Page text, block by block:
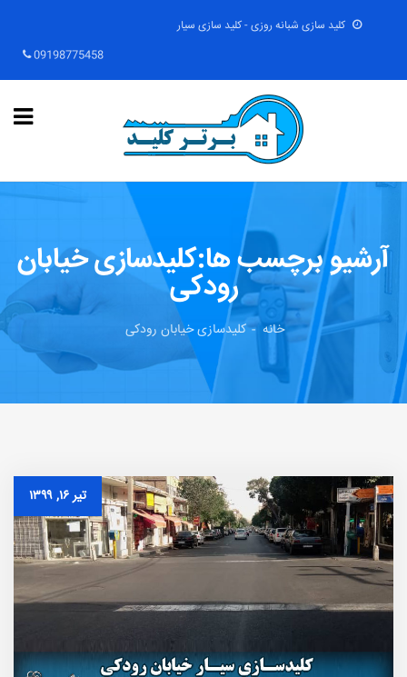
کلید سازی شبانه روزی - کلید سازی سیار
09198775458
آرشیو برچسب ها:کلیدسازی خیابان
رودکی
خانه کلیدسازی خیابان رودکی
تیر ۱۶, ۱۳۹۹